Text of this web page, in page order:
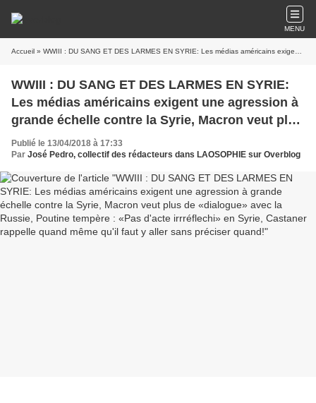
MENU
Accueil » WWIII : DU SANG ET DES LARMES EN SYRIE: Les médias américains exigent une agression à grande échelle contre la Syrie, Macron veut plus de «dialogue» avec la Russie, Poutine tempère : «Pas d'acte irrréflechi» en Syrie, Castaner rappelle quand même qu'il faut y aller sans préciser quand!
WWIII : DU SANG ET DES LARMES EN SYRIE:
Les médias américains exigent une agression à
grande échelle contre la Syrie, Macron veut plus
de «dialogue» avec la Russie, Poutine tempère :
«Pas d'acte irrréflechi» en Syrie, Castaner
rappelle quand même qu'il faut y aller sans
préciser quand!
Publié le 13/04/2018 à 17:33
Par José Pedro, collectif des rédacteurs dans LAOSOPHIE sur Overblog